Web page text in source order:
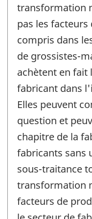
transformation
pas les
compris dans
de grossistes-
achètent en
fabricant dans
Elles peuvent
question et
chapitre de la
fabricants sans
sous-traitance
transformation
facteurs de